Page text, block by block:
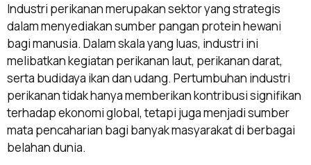
Industri perikanan merupakan sektor yang strategis
dalam menyediakan sumber pangan protein hewani
bagi manusia. Dalam skala yang luas, industri ini
melibatkan kegiatan perikanan laut, perikanan darat,
serta budidaya ikan dan udang. Pertumbuhan industri
perikanan tidak hanya memberikan kontribusi signifikan
terhadap ekonomi global, tetapi juga menjadi sumber
mata pencaharian bagi banyak masyarakat di berbagai
belahan dunia.